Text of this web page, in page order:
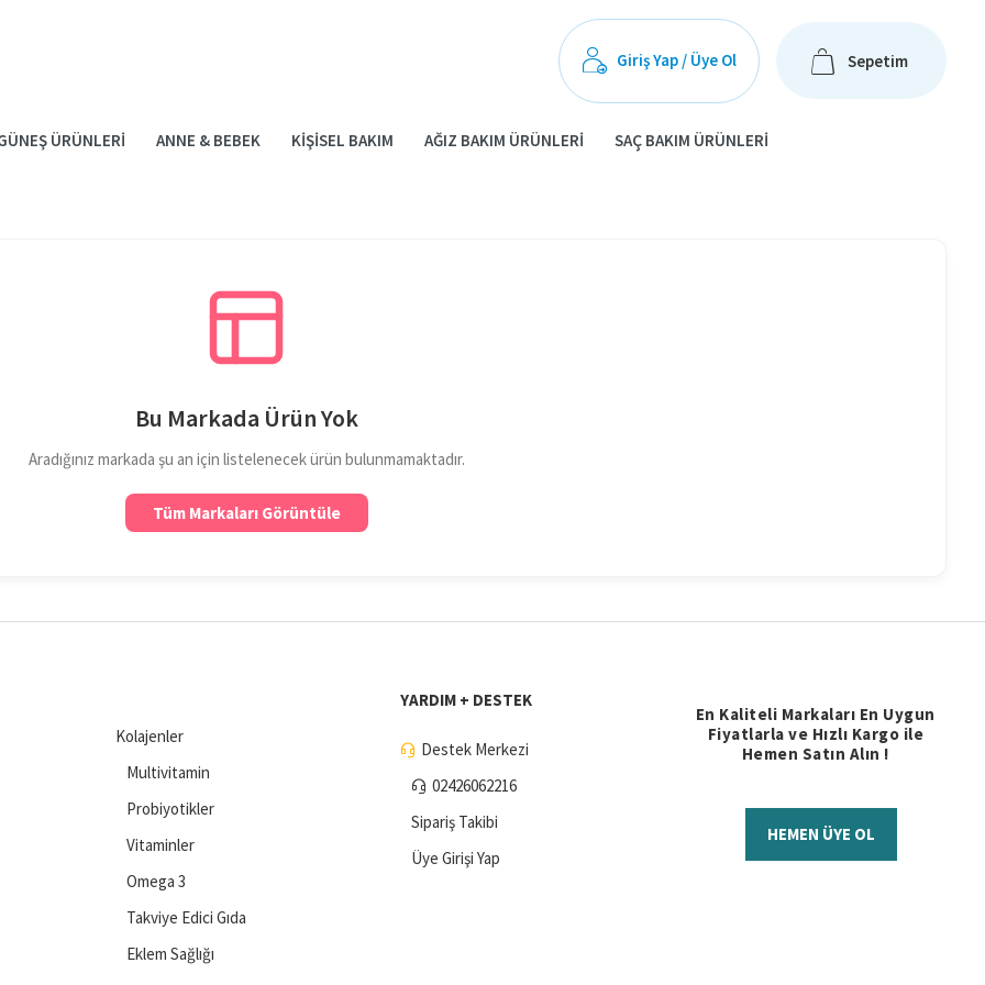
Giriş Yap / Üye Ol Sepetim
ÜRÜNLERI ANNE & BEBEK KIŞISEL BAKIM AĞIZ BAKIM ÜRÜNLERI SAÇ BAKIM ÜRÜNLERI
Bu Markada Ürün Yok
Aradığınız markada şu an için listelenecek ürün bulunmamaktadır.
Tüm Markaları Görüntüle
Kolajenler
Multivitamin
Probiyotikler
Vitaminler
Omega 3
Takviye Edici Gıda
Eklem Sağlığı
YARDIM + DESTEK
Destek Merkezi
02426062216
Sipariş Takibi
Üye Girişi Yap
En Kaliteli Markaları En Uygun
Fiyatlarla ve Hızlı Kargo ile
Hemen Satın Alın !
HEMEN ÜYE OL